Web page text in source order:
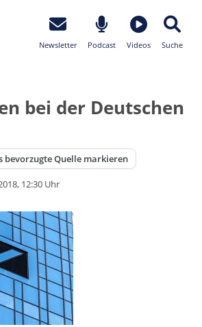
Newsletter Podcast Videos Suche
bei der Deutschen
bevorzugte Quelle markieren
12:30 Uhr